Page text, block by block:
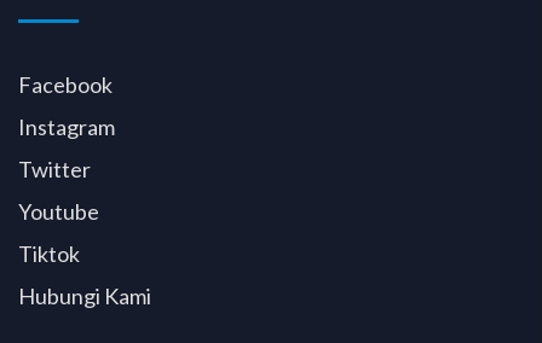
Facebook
Instagram
Twitter
Youtube
Tiktok
Hubungi Kami